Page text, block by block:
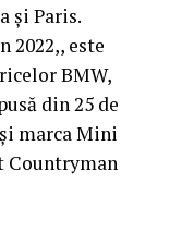
şi Paris.
2022,, este
BMW,
din 25 de
marca Mini
Countryman